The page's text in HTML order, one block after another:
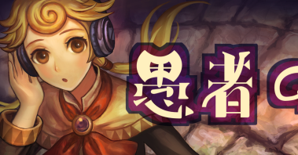
ン
テ
ン
ツ
へ
ス
キ
ッ
プ